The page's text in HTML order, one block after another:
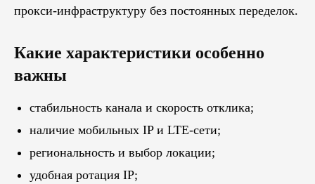
прокси-инфраструктуру без постоянных переделок.
Какие характеристики особенно
важны
стабильность канала и скорость отклика;
наличие мобильных IP и LTE-сети;
региональность и выбор локации;
удобная ротация IP;